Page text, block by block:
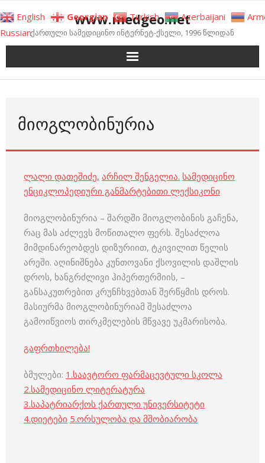
to
content
www.medgeo.net
ქართული სამედიცინო ინტერნეტ-ქსელი, 1996 წლიდან
ᲛᲘᲝᲒᲚᲝᲑᲘᲜᲣᲠᲘᲐ
ლალი დათეშიძე, არჩილ შენგელია. სამედიცინო
ენციკლოპედიური განმარტებითი ლექსიკონი
მიოგლობინურია – შარდში მიოგლობინის გაჩენა,
რაც მას აძლევს მოწითალო ფერს. შესაძლოა
მიმდინარეობდეს დიზურიით, ტკივილით წელის
არეში. აღინიშნება კუნთოვანი ქსოვილის დაშლის
დროს, ხანგრძლივი ჰიპერთერმიის, –
განსაკუთრებით კრუნჩხვებთან შერწყმის დროს.
მასიურმა მიოგლობინურიამ შესაძლოა
გამოიწვიოს თირკმელების მწვავე უკმარისობა.
გაფრთხილება!
ბმულები: 1.საავტორო ფარმაცევტული სკოლა
2.სამედიცინო ლიტერატურა
3.საპატრიარქოს ქართული უნივერსიტეტი
4.დიეტები 5.ორსულობა და მშობიარობა
English Georgian Turkish Azerbaijani
Russian